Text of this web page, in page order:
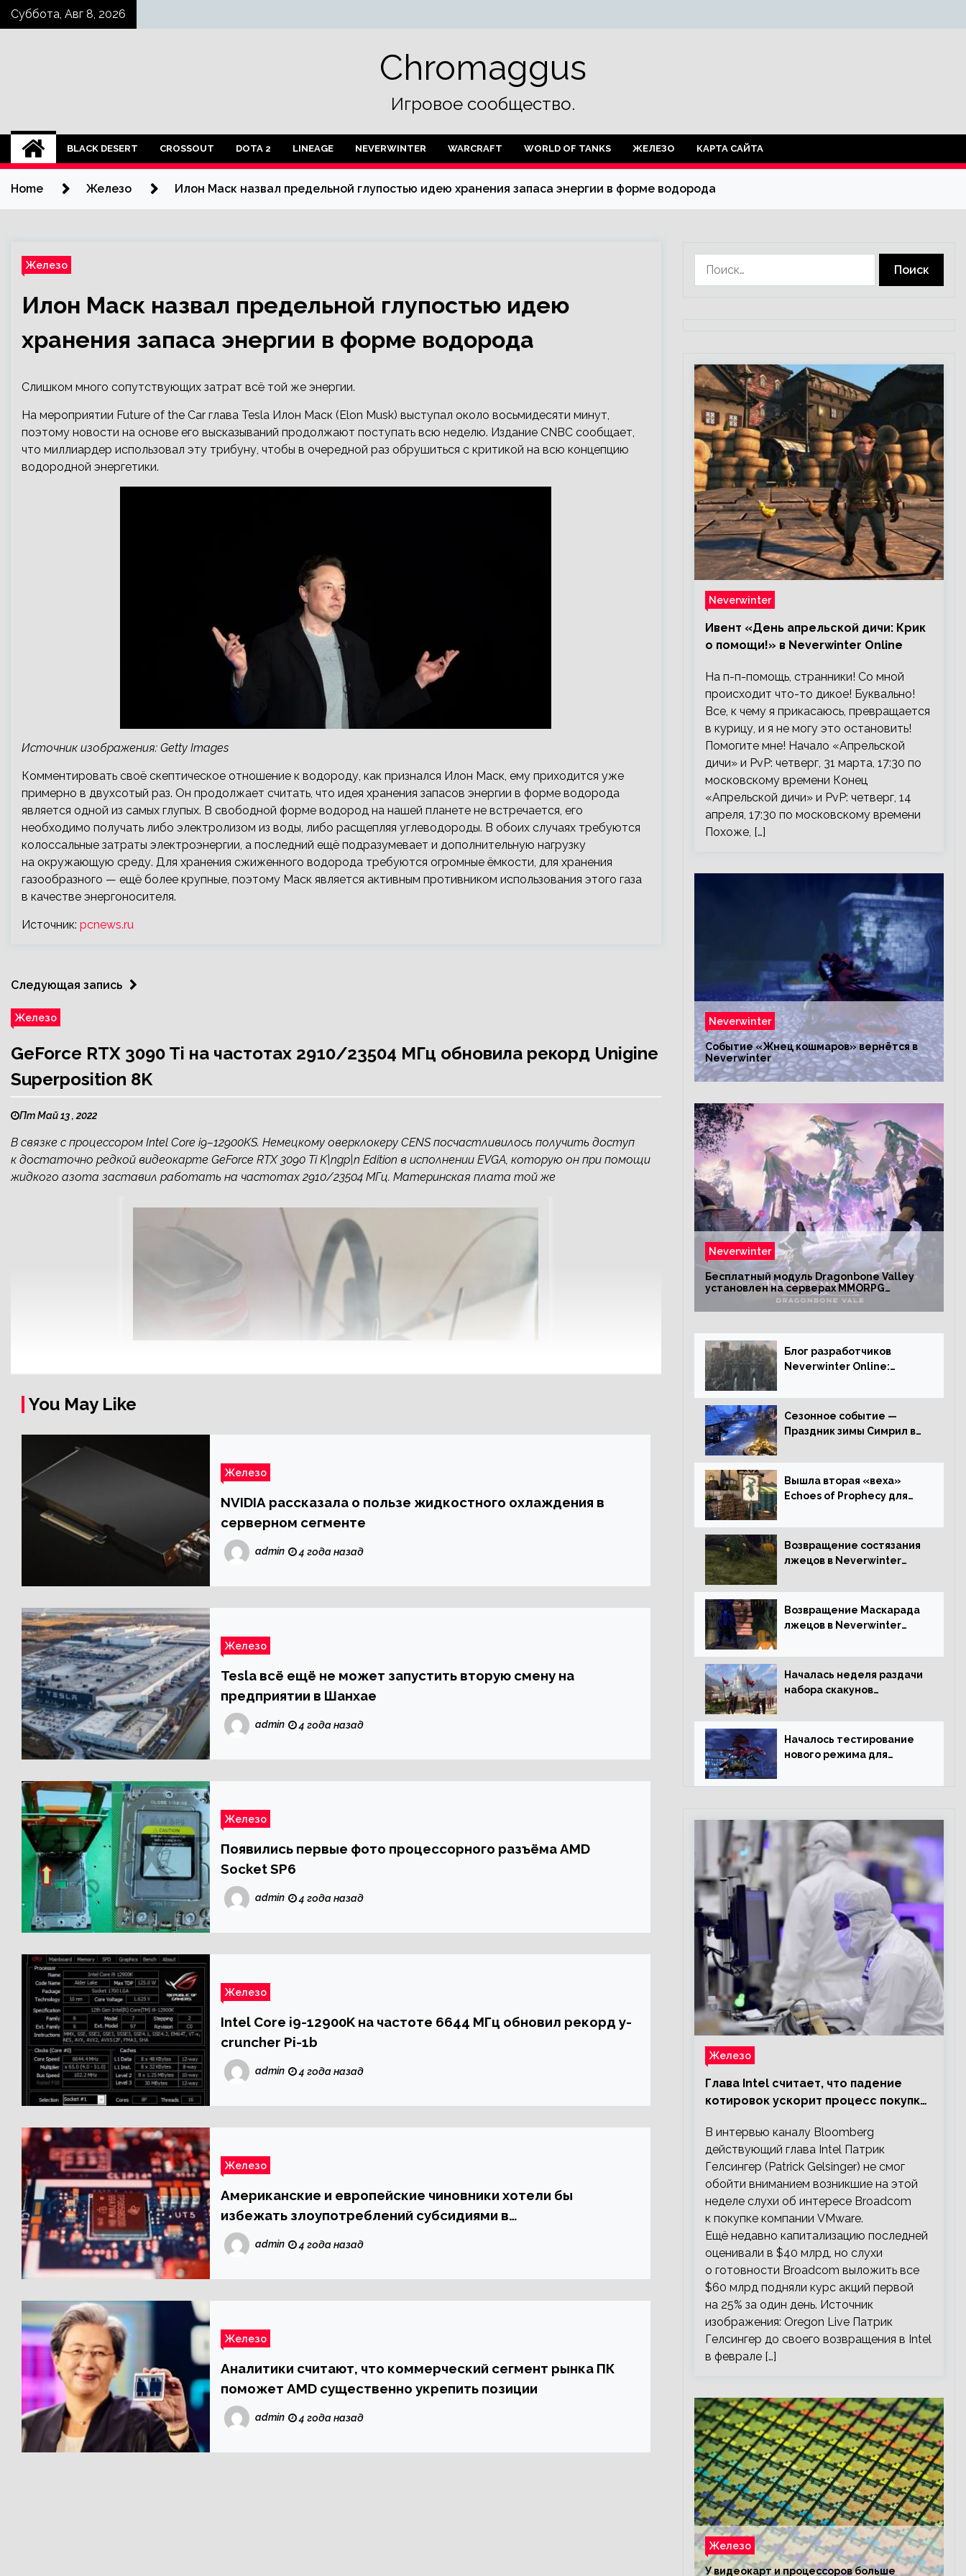
SkipСуббота, Авг 8, 2026
Chromaggus
Игровое сообщество.
BLACK DESERT CROSSOUT DOTA 2 LINEAGE NEVERWINTER WARCRAFT WORLD OF TANKS ЖЕЛЕЗО КАРТА САЙТА
Home Железо Илон Маск назвал предельной глупостью идею хранения запаса энергии в форме водорода
Железо
Илон Маск назвал предельной глупостью идею
хранения запаса энергии в форме водорода
Слишком много сопутствующих затрат всё той же энергии.
На мероприятии Future of the Car глава Tesla Илон Маск (Elon Musk) выступал около восьмидесяти минут,
поэтому новости на основе его высказываний продолжают поступать всю неделю. Издание CNBC сообщает,
что миллиардер использовал эту трибуну, чтобы в очередной раз обрушиться с критикой на всю концепцию
водородной энергетики.
Источник изображения: Getty Images
Комментировать своё скептическое отношение к водороду, как признался Илон Маск, ему приходится уже
примерно в двухсотый раз. Он продолжает считать, что идея хранения запасов энергии в форме водорода
является одной из самых глупых. В свободной форме водород на нашей планете не встречается, его
необходимо получать либо электролизом из воды, либо расщепляя углеводороды. В обоих случаях требуются
колоссальные затраты электроэнергии, а последний ещё подразумевает и дополнительную нагрузку
на окружающую среду. Для хранения сжиженного водорода требуются огромные ёмкости, для хранения
газообразного — ещё более крупные, поэтому Маск является активным противником использования этого газа
в качестве энергоносителя.
Источник: pcnews.ru
Следующая запись
Железо
GeForce RTX 3090 Ti на частотах 2910/23504 МГц обновила рекорд Unigine
Superposition 8K
Пт Май 13 , 2022
В связке с процессором Intel Core i9–12900KS. Немецкому оверклокеру CENS посчастливилось получить доступ
к достаточно редкой видеокарте GeForce RTX 3090 Ti K|ngp|n Edition в исполнении EVGA, которую он при помощи
жидкого азота заставил работать на частотах 2910/23504 МГц. Материнская плата той же
You May Like
Железо
NVIDIA рассказала о пользе жидкостного охлаждения в
серверном сегменте
admin 4 года назад
Железо
Tesla всё ещё не может запустить вторую смену на
предприятии в Шанхае
admin 4 года назад
Железо
Появились первые фото процессорного разъёма AMD
Socket SP6
admin 4 года назад
Железо
Intel Core i9-12900K на частоте 6644 МГц обновил рекорд y-
cruncher Pi-1b
admin 4 года назад
Железо
Американские и европейские чиновники хотели бы
избежать злоупотреблений субсидиями в
полупроводниковой отрасли
admin 4 года назад
Железо
Аналитики считают, что коммерческий сегмент рынка ПК
поможет AMD существенно укрепить позиции
admin 4 года назад
Neverwinter
Ивент «День апрельской дичи: Крик
о помощи!» в Neverwinter Online
На п-п-помощь, странники! Со мной
происходит что-то дикое! Буквально!
Все, к чему я прикасаюсь, превращается
в курицу, и я не могу это остановить!
Помогите мне! Начало «Апрельской
дичи» и PvP: четверг, 31 марта, 17:30 по
московскому времени Конец
«Апрельской дичи» и PvP: четверг, 14
апреля, 17:30 по московскому времени
Похоже, […]
Neverwinter
Событие «Жнец кошмаров» вернётся в
Neverwinter
Neverwinter
Бесплатный модуль Dragonbone Valley
установлен на серверах MMORPG
Блог разработчиков
Neverwinter Online:
Костей
Сезонное событие —
Праздник зимы Симрил в
Вышла вторая «веха»
Echoes of Prophecy для
Возвращение состязания
лжецов в Neverwinter
Возвращение Маскарада
лжецов в Neverwinter
Началась неделя раздачи
набора скакунов
Началось тестирование
нового режима для
Neverwinter online
Железо
Глава Intel считает, что падение
котировок ускорит процесс покупки
В интервью каналу Bloomberg
действующий глава Intel Патрик
Гелсингер (Patrick Gelsinger) не смог
обойти вниманием возникшие на этой
неделе слухи об интересе Broadcom
к покупке компании VMware.
Ещё недавно капитализацию последней
оценивали в $40 млрд, но слухи
о готовности Broadcom выложить все
$60 млрд подняли курс акций первой
на 25% за один день. Источник
изображения: Oregon Live Патрик
Гелсингер до своего возвращения в Intel
в феврале […]
Железо
У видеокарт и процессоров больше